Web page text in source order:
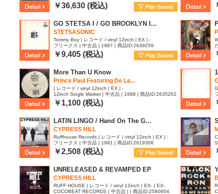
￥36,630 (税込)
GO STETSA I / GO BROOKLYN I...
STETSASONIC
Tommy Boy | レコード / vinyl 12inch | EX | -
フリークス | 中古品 | 1987 | 商品ID:2639259
￥9,405 (税込)
More Than U Know
Prince Paul Featuring De La...
| レコード / vinyl 12inch | EX | -
12inch Single Market | 中古品 | 1998 | 商品ID:2635202
￥1,100 (税込)
LATIN LINGO / Hand On The G...
CYPRESS HILL
Ruffhouse Records | レコード / vinyl 12inch | EX | -
フリークス | 中古品 | 1991 | 商品ID:2619306
￥2,508 (税込)
UNRELEASED & REVAMPED EP
CYPRESS HILL
RUFF HOUSE | レコード / vinyl 12inch | EX- | EX-
COCOBEAT RECORDS | 中古品 | | 商品ID:2580604